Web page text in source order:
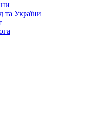
та України